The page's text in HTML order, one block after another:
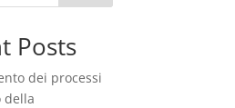
Posts
dei processi
della